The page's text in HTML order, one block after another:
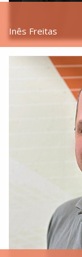
Inês Freitas